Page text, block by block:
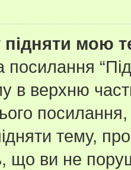
підняти мою
в верхню
тему,
що ви не